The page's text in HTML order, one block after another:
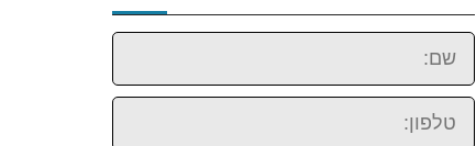
שם:
טלפון: